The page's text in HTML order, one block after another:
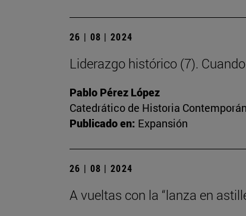
26 | 08 | 2024
Liderazgo histórico (7).
Pablo Pérez López
Catedrático de Historia
Publicado en: Expansión
26 | 08 | 2024
A vueltas con la “lanza en